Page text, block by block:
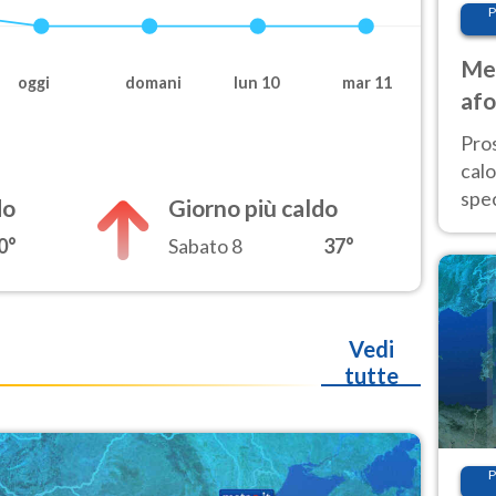
oggi domani lun 10 mar 11
Giorno più caldo
Sabato 8 37°
Vedi
tutte